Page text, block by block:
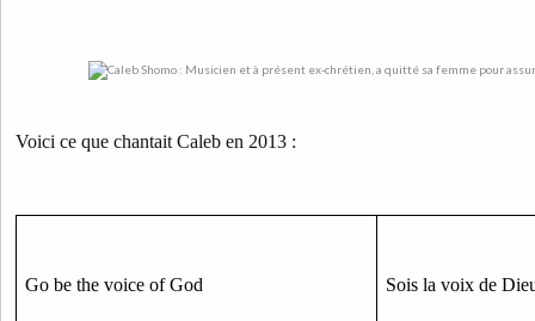
Voici ce que chantait Caleb en 2013 :
Go be the voice of God Sois la voix de